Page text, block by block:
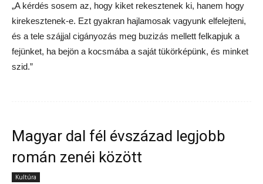
„A kérdés sosem az, hogy kiket rekesztenek ki, hanem hogy
kirekesztenek-e. Ezt gyakran hajlamosak vagyunk elfelejteni,
és a tele szájjal cigányozás meg buzizás mellett felkapjuk a
fejünket, ha bejön a kocsmába a saját tükörképünk, és minket
szid.”
Magyar dal fél évszázad legjobb
román zenéi között
Kultúra